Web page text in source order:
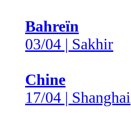
Bahreïn
03/04 | Sakhir
Chine
17/04 | Shanghai